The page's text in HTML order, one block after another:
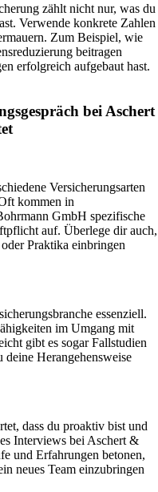
zählt nicht nur, was du
Verwende konkrete Zahlen
Zum Beispiel, wie
beitragen
erfolgreich aufgebaut hast.
bei Aschert
Versicherungsarten
kommen in
GmbH spezifische
auf. Überlege dir auch,
Praktika einbringen
essenziell.
im Umgang mit
gibt es sogar Fallstudien
Herangehensweise
dass du proaktiv bist und
Interviews bei Aschert &
und Erfahrungen betonen,
neues Team einzubringen